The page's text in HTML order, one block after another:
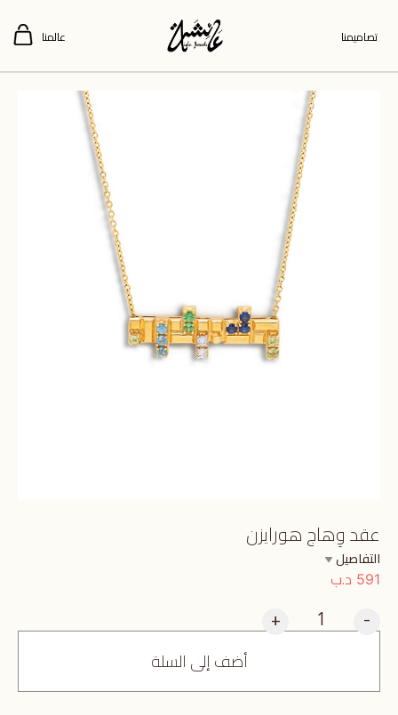
تصاميمنا عالمنا
عقد وِهاج هورايزن
التفاصيل
591 د.ب
-
+
أضف إلى السلة